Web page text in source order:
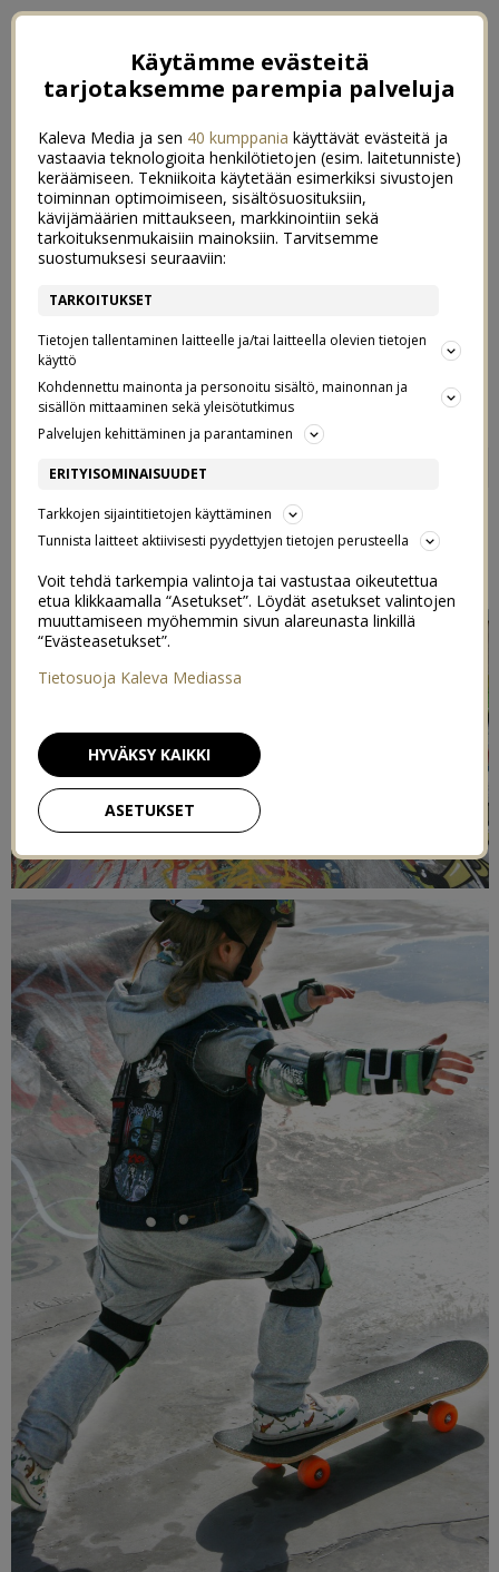
SUVILAHDEN
SKEITTIPARKISSA
6/05/2014
Käytämme evästeitä
tarjotaksemme parempia palveluja
Kaleva Media ja sen 40 kumppania käyttävät evästeitä ja
vastaavia teknologioita henkilötietojen (esim. laitetunniste)
keräämiseen. Tekniikoita käytetään esimerkiksi sivustojen
toiminnan optimoimiseen, sisältösuosituksiin,
kävijämäärien mittaukseen, markkinointiin sekä
tarkoituksenmukaisiin mainoksiin. Tarvitsemme
suostumuksesi seuraaviin:
TARKOITUKSET
Tietojen tallentaminen laitteelle ja/tai laitteella olevien tietojen
käyttö
Kohdennettu mainonta ja personoitu sisältö, mainonnan ja
sisällön mittaaminen sekä yleisötutkimus
Palvelujen kehittäminen ja parantaminen
ERITYISOMINAISUUDET
Tarkkojen sijaintitietojen käyttäminen
Tunnista laitteet aktiivisesti pyydettyjen tietojen perusteella
Voit tehdä tarkempia valintoja tai vastustaa oikeutettua
etua klikkaamalla “Asetukset”. Löydät asetukset valintojen
muuttamiseen myöhemmin sivun alareunasta linkillä
“Evästeasetukset”.
Tietosuoja Kaleva Mediassa
ASETUKSET
HYVÄKSY KAIKKI